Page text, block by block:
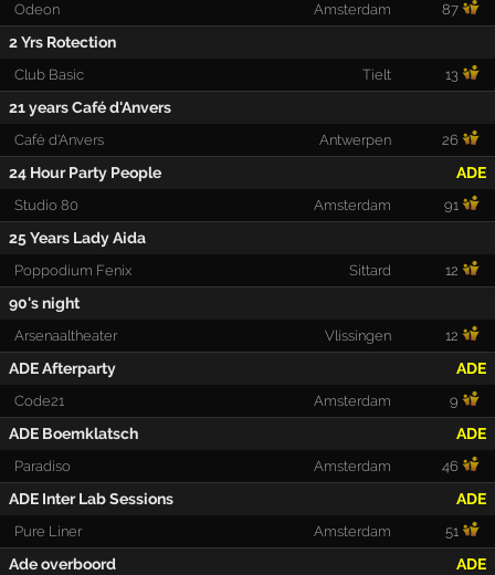
Odeon Amsterdam 87
2 Yrs Rotection
Club Basic Tielt 13
21 years Café d'Anvers
Café d'Anvers Antwerpen 26
24 Hour Party People ADE
Studio 80 Amsterdam 91
25 Years Lady Aida
Poppodium Fenix Sittard 12
90's night
Arsenaaltheater Vlissingen 12
ADE Afterparty ADE
Code21 Amsterdam 9
ADE Boemklatsch ADE
Paradiso Amsterdam 46
ADE Inter Lab Sessions ADE
Pure Liner Amsterdam 51
Ade overboord ADE